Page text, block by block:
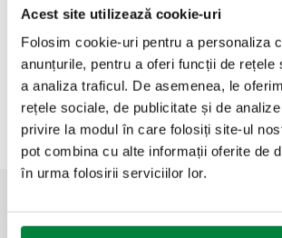
Acest site utilizează cookie-uri
Folosim cookie-uri pentru a personaliza
anunțurile, pentru a oferi funcții de rețele
a analiza traficul. De asemenea, le
rețele sociale, de publicitate și de
privire la modul în care folosiți site-ul
pot combina cu alte informații oferite de
în urma folosirii serviciilor lor.
Modele 3D
Text ofertă Arată
CALEFFI, F29488. Sondă de schimb
265.
APLICAȚII